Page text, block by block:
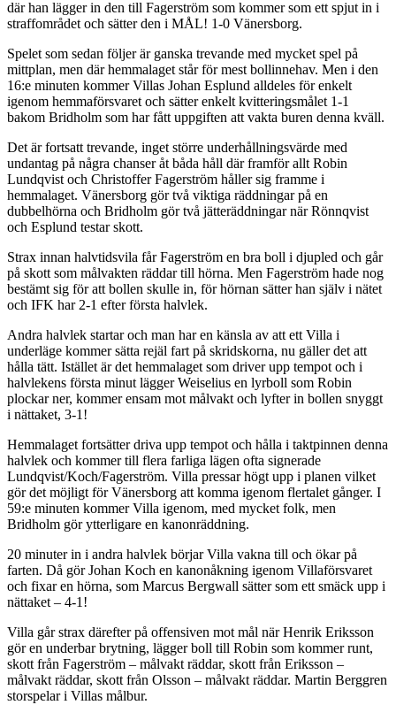
där han lägger in den till Fagerström som kommer som ett spjut in i
straffområdet och sätter den i MÅL! 1-0 Vänersborg.
Spelet som sedan följer är ganska trevande med mycket spel på
mittplan, men där hemmalaget står för mest bollinnehav. Men i den
16:e minuten kommer Villas Johan Esplund alldeles för enkelt
igenom hemmaförsvaret och sätter enkelt kvitteringsmålet 1-1
bakom Bridholm som har fått uppgiften att vakta buren denna kväll.
Det är fortsatt trevande, inget större underhållningsvärde med
undantag på några chanser åt båda håll där framför allt Robin
Lundqvist och Christoffer Fagerström håller sig framme i
hemmalaget. Vänersborg gör två viktiga räddningar på en
dubbelhörna och Bridholm gör två jätteräddningar när Rönnqvist
och Esplund testar skott.
Strax innan halvtidsvila får Fagerström en bra boll i djupled och går
på skott som målvakten räddar till hörna. Men Fagerström hade nog
bestämt sig för att bollen skulle in, för hörnan sätter han själv i nätet
och IFK har 2-1 efter första halvlek.
Andra halvlek startar och man har en känsla av att ett Villa i
underläge kommer sätta rejäl fart på skridskorna, nu gäller det att
hålla tätt. Istället är det hemmalaget som driver upp tempot och i
halvlekens första minut lägger Weiselius en lyrboll som Robin
plockar ner, kommer ensam mot målvakt och lyfter in bollen snyggt
i nättaket, 3-1!
Hemmalaget fortsätter driva upp tempot och hålla i taktpinnen denna
halvlek och kommer till flera farliga lägen ofta signerade
Lundqvist/Koch/Fagerström. Villa pressar högt upp i planen vilket
gör det möjligt för Vänersborg att komma igenom flertalet gånger. I
59:e minuten kommer Villa igenom, med mycket folk, men
Bridholm gör ytterligare en kanonräddning.
20 minuter in i andra halvlek börjar Villa vakna till och ökar på
farten. Då gör Johan Koch en kanonåkning igenom Villaförsvaret
och fixar en hörna, som Marcus Bergwall sätter som ett smäck upp i
nättaket – 4-1!
Villa går strax därefter på offensiven mot mål när Henrik Eriksson
gör en underbar brytning, lägger boll till Robin som kommer runt,
skott från Fagerström – målvakt räddar, skott från Eriksson –
målvakt räddar, skott från Olsson – målvakt räddar. Martin Berggren
storspelar i Villas målbur.